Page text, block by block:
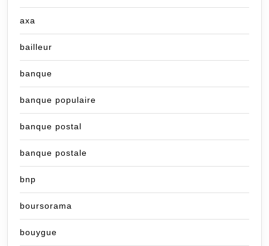
axa
bailleur
banque
banque populaire
banque postal
banque postale
bnp
boursorama
bouygue